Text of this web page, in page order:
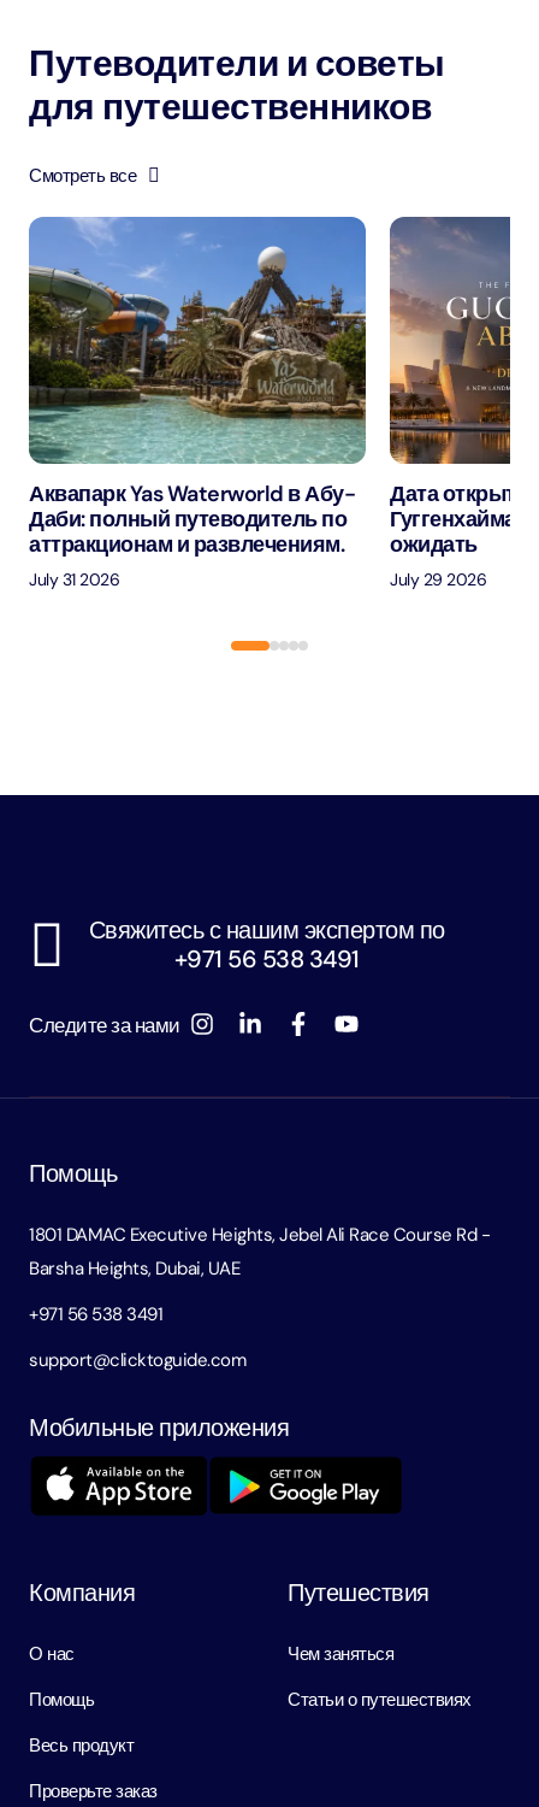
Путеводители и советы
для путешественников
Смотреть все
Аквапарк Yas Waterworld в Абу-
Даби: полный путеводитель по
аттракционам и развлечениям.
July 31 2026
Дата
Гуггенхайма
ожидать
July 29 2026
Свяжитесь с нашим экспертом по
+971 56 538 3491
Следите за нами
Помощь
1801 DAMAC Executive Heights, Jebel Ali Race Course Rd -
Barsha Heights, Dubai, UAE
+971 56 538 3491
support@clicktoguide.com
Мобильные приложения
Компания
О нас
Помощь
Весь продукт
Проверьте заказ
Путешествия
Чем заняться
Статьи о путешествиях